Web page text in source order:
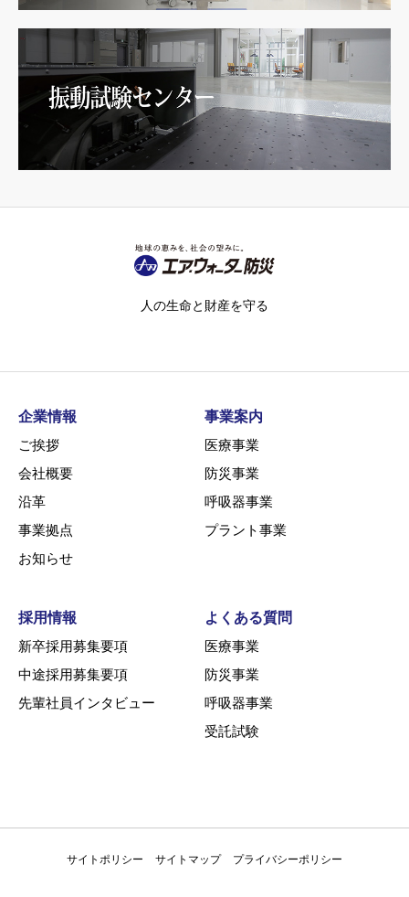
人の生命と財産を守る
企業情報
ご挨拶
会社概要
沿革
事業拠点
お知らせ
事業案内
医療事業
防災事業
呼吸器事業
プラント事業
採用情報
新卒採用募集要項
中途採用募集要項
先輩社員インタビュー
よくある質問
医療事業
防災事業
呼吸器事業
受託試験
サイトポリシー サイトマップ プライバシーポリシー